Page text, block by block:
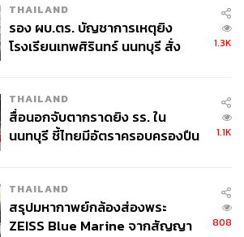
THAILAND
รอง ผบ.ตร. บัญชาการเหตุยิง
โรงเรียนเทพศิรินทร์ นนทบุรี สั่ง
1.3K
THAILAND
สื่อนอกจับตากราดยิง รร. ใน
นนทบุรี ชี้ไทยมีอัตราครอบครองปืน
1.1K
THAILAND
สรุปมหากาพย์กล้องส่องพระ
ZEISS Blue Marine จากสัญญา
808